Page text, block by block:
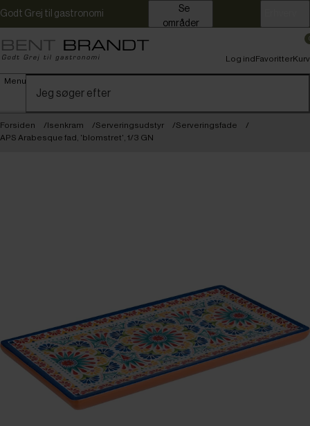
Godt Grej til gastronomi
områder
Menu
Log indFavoritterKurv
Forsiden Isenkram Serveringsudstyr
Serveringsfade
APS Arabesque fad, 'blomstret', 1/3 GN